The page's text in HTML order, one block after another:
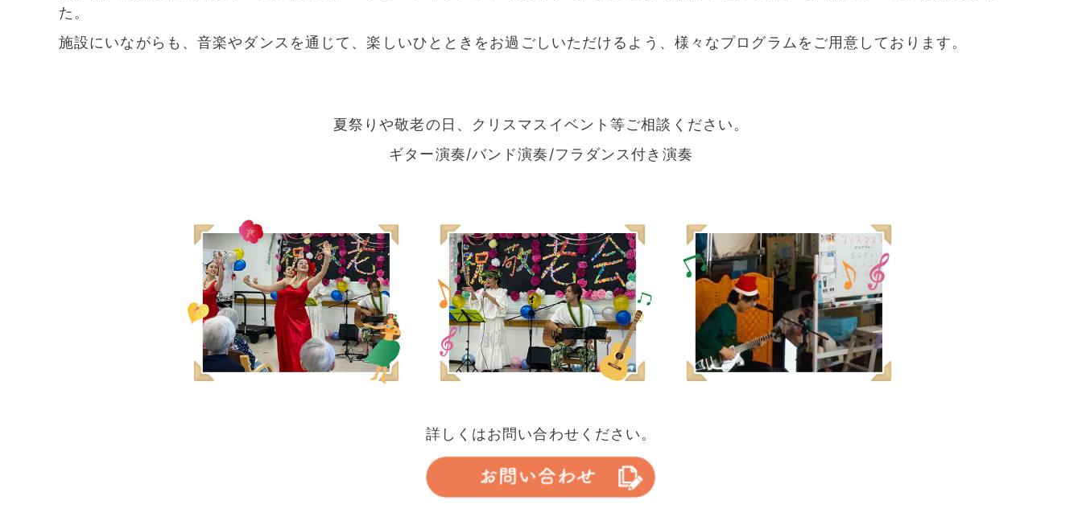
た。
施設にいながらも、音楽やダンスを通じて、楽しいひとときをお過ごしいただけるよう、様々なプログラムをご用意しております。
夏祭りや敬老の日、クリスマスイベント等ご相談ください。
ギター演奏/バンド演奏/フラダンス付き演奏
詳しくはお問い合わせください。